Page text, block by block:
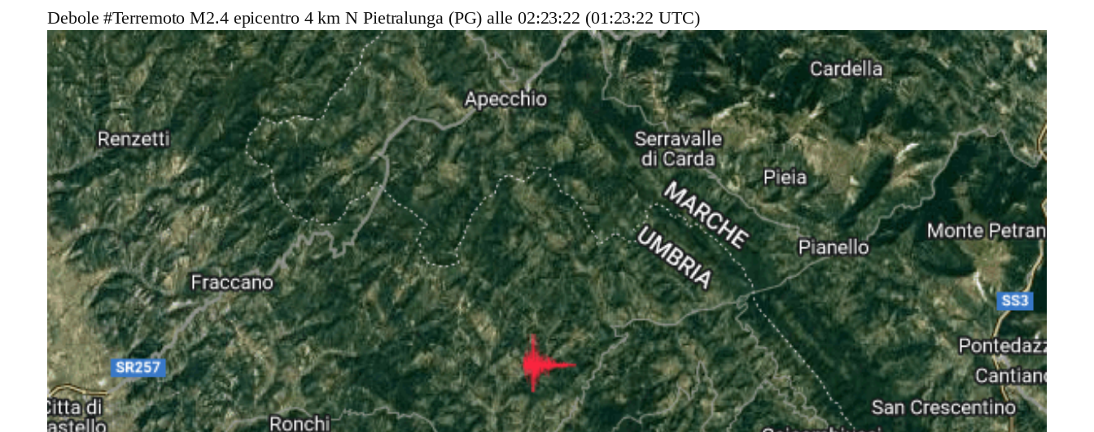
Debole #Terremoto M2.4 epicentro 4 km N Pietralunga (PG) alle 02:23:22 (01:23:22 UTC)